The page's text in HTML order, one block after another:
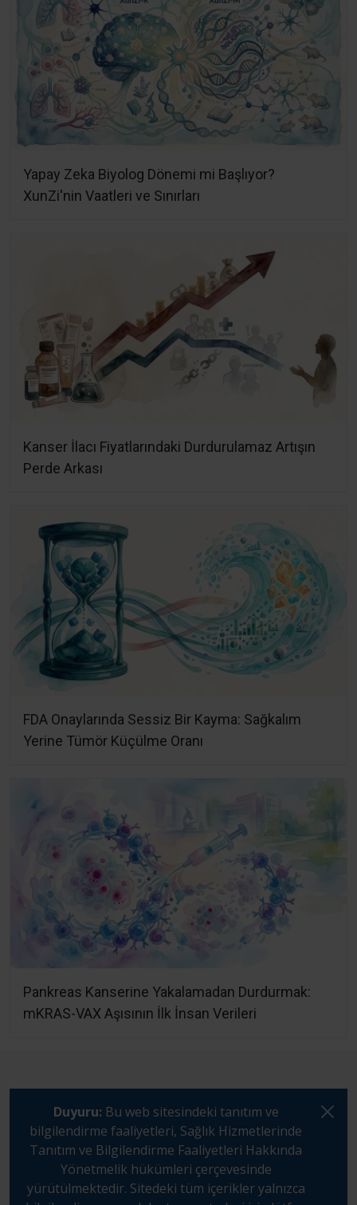
Yapay Zeka Biyolog Dönemi mi Başlıyor?
XunZi'nin Vaatleri ve Sınırları
Kanser İlacı Fiyatlarındaki Durdurulamaz Artışın
Perde Arkası
FDA Onaylarında Sessiz Bir Kayma: Sağkalım
Yerine Tümör Küçülme Oranı
Pankreas Kanserine Yakalamadan Durdurmak:
mKRAS-VAX Aşısının İlk İnsan Verileri
Duyuru: Bu web sitesindeki tanıtım ve
bilgilendirme faaliyetleri, Sağlık Hizmetlerinde
Tanıtım ve Bilgilendirme Faaliyetleri Hakkında
Yönetmelik hükümleri çerçevesinde
yürütülmektedir. Sitedeki tüm içerikler yalnızca